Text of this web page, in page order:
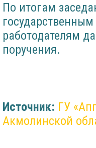
По итогам
работодателям
поручения.
Источник: ГУ
Акмолинской